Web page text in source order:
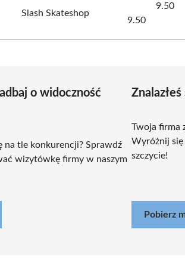
Slash Skateshop
9.50
9.50
o widoczność
na tle konkurencji? Sprawdź
wizytówkę firmy w naszym
Twoja firma
Wyróżnij się
szczycie!
Pobierz